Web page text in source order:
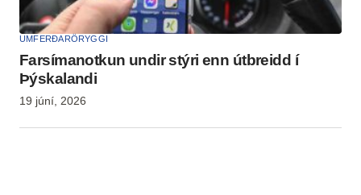
UMFERÐARÖRYGGI
Farsímanotkun undir stýri enn útbreidd í
Þýskalandi
19 júní, 2026